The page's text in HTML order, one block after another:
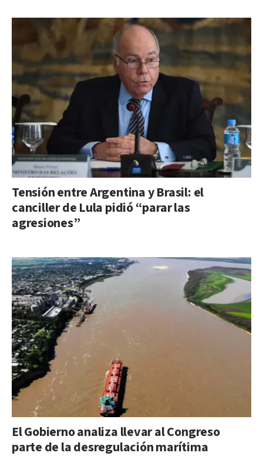
Tensión entre Argentina y Brasil: el
canciller de Lula pidió “parar las
agresiones”
El Gobierno analiza llevar al Congreso
parte de la desregulación marítima